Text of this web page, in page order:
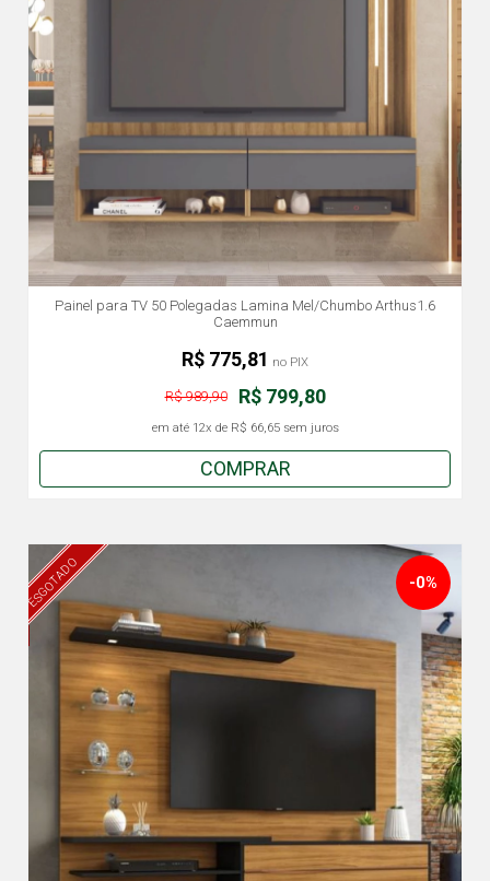
Painel para TV 50 Polegadas Lamina Mel/Chumbo Arthus1.6
Caemmun
R$ 799,80
R$ 989,90
em até 12x de R$ 66,65sem juros
R$ 775,81 no PIX
COMPRAR
ESGOTADO -0%